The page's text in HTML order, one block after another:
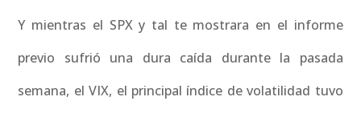
Y mientras el SPX y tal te mostrara en el informe
previo sufrió una dura caída durante la pasada
semana, el VIX, el principal índice de volatilidad tuvo